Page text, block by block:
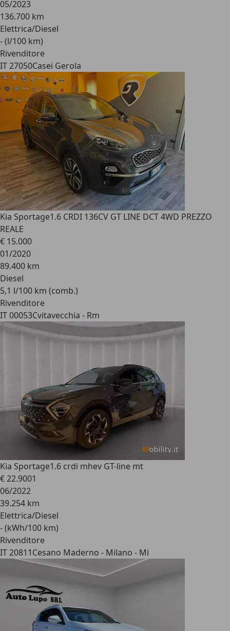
05/2023
136.700 km
Elettrica/Diesel
- (l/100 km)
Rivenditore
IT 27050Casei Gerola
Kia Sportage1.6 CRDI 136CV GT LINE DCT 4WD PREZZO
REALE
€ 15.000
01/2020
89.400 km
Diesel
5,1 l/100 km (comb.)
Rivenditore
IT 00053Cvitavecchia - Rm
Kia Sportage1.6 crdi mhev GT-line mt
€ 22.9001
06/2022
39.254 km
Elettrica/Diesel
- (kWh/100 km)
Rivenditore
IT 20811Cesano Maderno - Milano - Mi